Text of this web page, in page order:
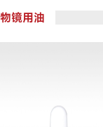
物镜用油